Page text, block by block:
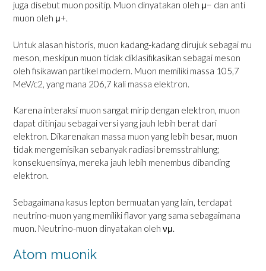
juga disebut muon positip. Muon dinyatakan oleh μ− dan anti
muon oleh μ+.
Untuk alasan historis, muon kadang-kadang dirujuk sebagai mu
meson, meskipun muon tidak diklasifikasikan sebagai meson
oleh fisikawan partikel modern. Muon memiliki massa 105,7
MeV/c2, yang mana 206,7 kali massa elektron.
Karena interaksi muon sangat mirip dengan elektron, muon
dapat ditinjau sebagai versi yang jauh lebih berat dari
elektron. Dikarenakan massa muon yang lebih besar, muon
tidak mengemisikan sebanyak radiasi bremsstrahlung;
konsekuensinya, mereka jauh lebih menembus dibanding
elektron.
Sebagaimana kasus lepton bermuatan yang lain, terdapat
neutrino-muon yang memiliki flavor yang sama sebagaimana
muon. Neutrino-muon dinyatakan oleh νμ.
Atom muonik